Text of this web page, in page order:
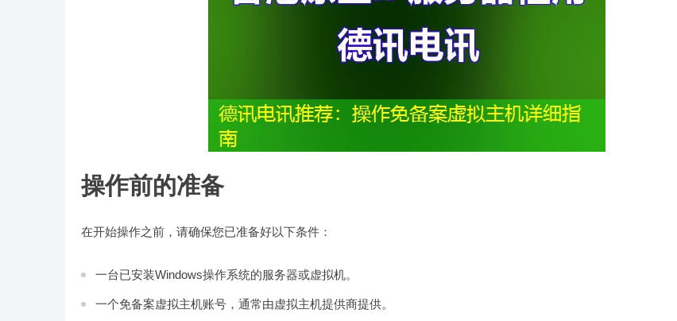
操作前的准备
在开始操作之前，请确保您已准备好以下条件：
一台已安装Windows操作系统的服务器或虚拟机。
一个免备案虚拟主机账号，通常由虚拟主机提供商提供。